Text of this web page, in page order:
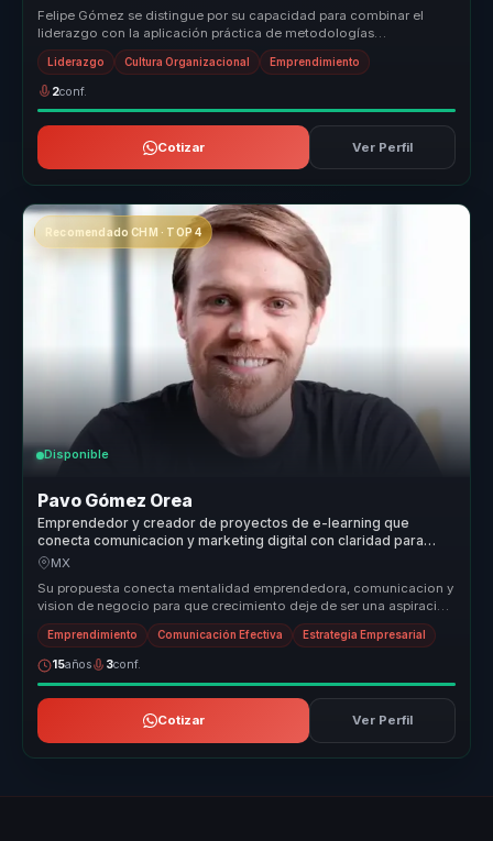
Felipe Gómez se distingue por su capacidad para combinar el
liderazgo con la aplicación práctica de metodologías
innovadoras que transfor...
Liderazgo Cultura Organizacional Emprendimiento
2conf.
Cotizar Ver Perfil
Recomendado CHM · TOP 4
Disponible
Pavo Gómez Orea
Emprendedor y creador de proyectos de e-learning que
conecta comunicacion y marketing digital con claridad para
empresas.
MX
Su propuesta conecta mentalidad emprendedora, comunicacion y
vision de negocio para que crecimiento deje de ser una aspiracion
abstracta....
Emprendimiento Comunicación Efectiva Estrategia Empresarial
15años 3conf.
Cotizar Ver Perfil